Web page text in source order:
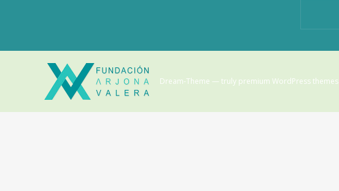
Dream-Theme — truly premium WordPress themes